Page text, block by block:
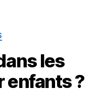
les
enfants ?